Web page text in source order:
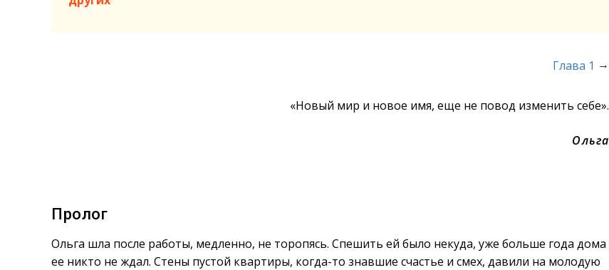
Глава 1 →
«Новый мир и новое имя, еще не повод изменить себе».
Ольга
Пролог
Ольга шла после работы, медленно, не торопясь. Спешить ей было некуда, уже больше года дома
ее никто не ждал. Стены пустой квартиры, когда-то знавшие счастье и смех, давили на молодую